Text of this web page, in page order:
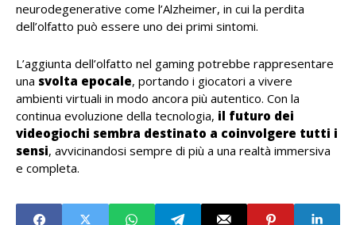
neurodegenerative come l’Alzheimer, in cui la perdita
dell’olfatto può essere uno dei primi sintomi.
L’aggiunta dell’olfatto nel gaming potrebbe rappresentare
una svolta epocale, portando i giocatori a vivere
ambienti virtuali in modo ancora più autentico. Con la
continua evoluzione della tecnologia, il futuro dei
videogiochi sembra destinato a coinvolgere tutti i
sensi, avvicinandosi sempre di più a una realtà immersiva
e completa.